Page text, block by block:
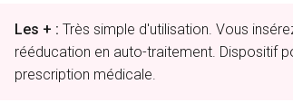
Les + : Très simple d'utilisation. Vous
rééducation en auto-traitement. Dispositif
prescription médicale.